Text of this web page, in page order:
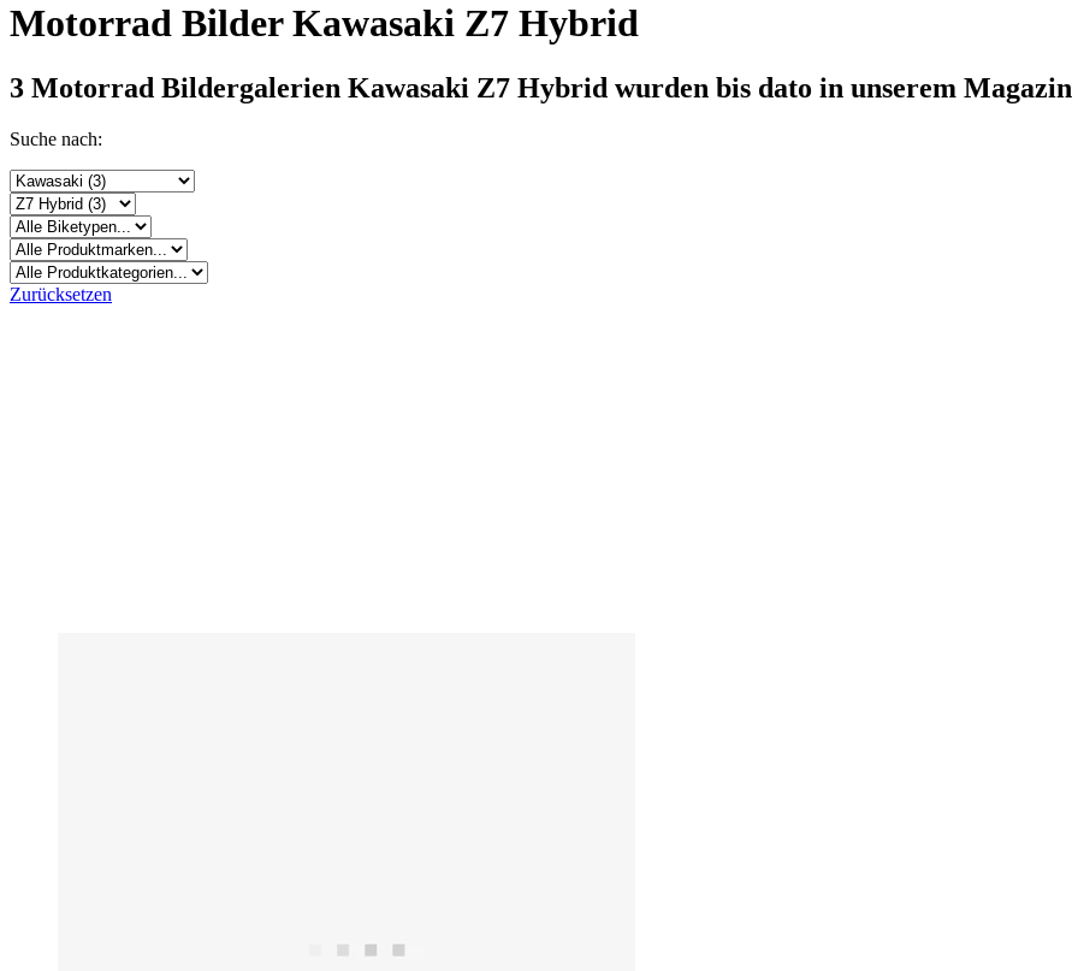
Motorrad Bilder Kawasaki Z7 Hybrid
3 Motorrad Bildergalerien Kawasaki Z7 Hybrid wurden bis dato in unserem
Suche nach:
Zurücksetzen